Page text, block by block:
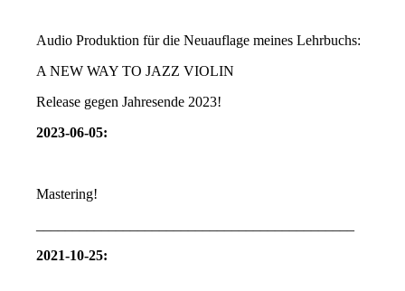
Audio Produktion für die Neuauflage meines Lehrbuchs:
A NEW WAY TO JAZZ VIOLIN
Release gegen Jahresende 2023!
2023-06-05:
Mastering!
2021-10-25: